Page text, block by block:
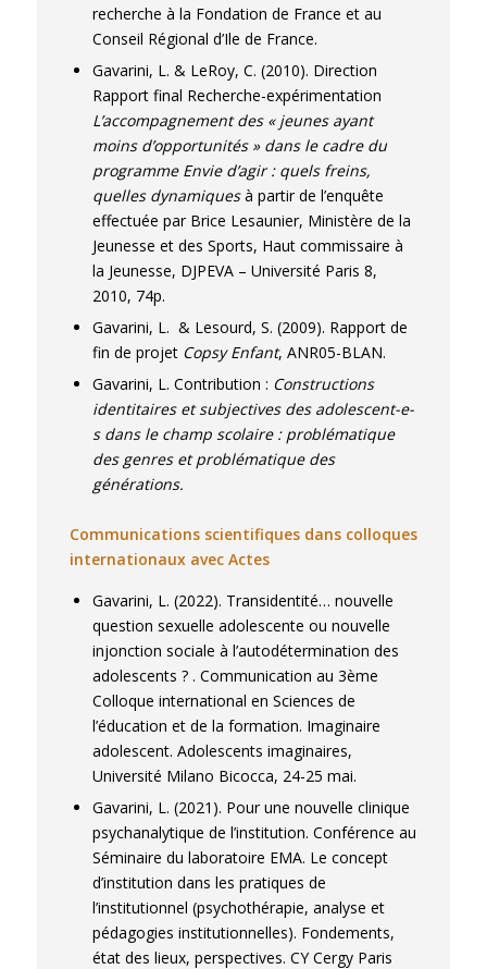
recherche à la Fondation de France et au
Conseil Régional d’Ile de France.
Gavarini, L. & LeRoy, C. (2010). Direction
Rapport final Recherche-expérimentation
L’accompagnement des « jeunes ayant
moins d’opportunités » dans le cadre du
programme Envie d’agir : quels freins,
quelles dynamiquesà partir de l’enquête
effectuée par Brice Lesaunier, Ministère de la
Jeunesse et des Sports, Haut commissaire à
la Jeunesse, DJPEVA – Université Paris 8,
2010, 74p.
Gavarini, L. & Lesourd, S. (2009). Rapport de
fin de projet Copsy Enfant, ANR05-BLAN.
Gavarini, L. Contribution : Constructions
identitaires et subjectives des adolescent-e-
s dans le champ scolaire : problématique
des genres et problématique des
générations.
Communications scientifiques dans colloques
internationaux avec Actes
Gavarini, L. (2022). Transidentité… nouvelle
question sexuelle adolescente ou nouvelle
injonction sociale à l’autodétermination des
adolescents ?. Communication au 3ème
Colloque international en Sciences de
l’éducation et de la formation. Imaginaire
adolescent. Adolescents imaginaires,
Université Milano Bicocca, 24-25 mai.
Gavarini, L. (2021). Pour une nouvelle clinique
psychanalytique de l’institution. Conférence au
Séminaire du laboratoire EMA. Le concept
d’institution dans les pratiques de
l’institutionnel (psychothérapie, analyse et
pédagogies institutionnelles). Fondements,
état des lieux, perspectives. CY Cergy Paris